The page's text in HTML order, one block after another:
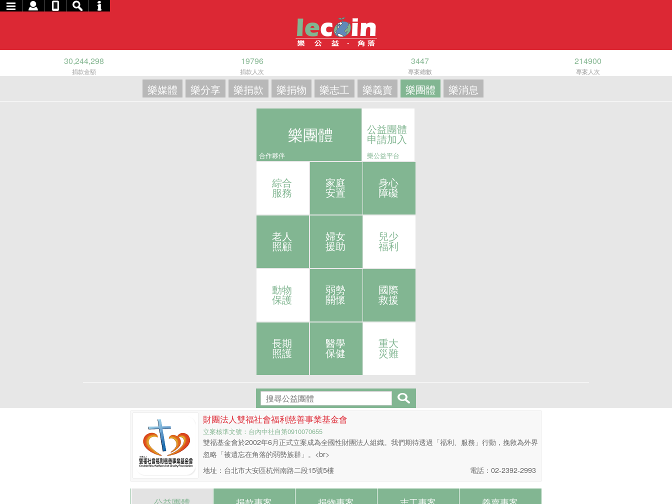
30,244,298
捐款金額
19796
捐款人次
3447
專案總數
214900
專案人次
樂媒體 樂分享 樂捐款 樂捐物 樂志工 樂義賣 樂團體 樂消息
樂團體
合作夥伴
公益團體
申請加入
樂公益平台
綜合
服務
家庭
安置
身心
障礙
老人
照顧
婦女
援助
兒少
福利
動物
保護
弱勢
關懷
國際
救援
長期
照護
醫學
保健
重大
災難
財團法人雙福社會福利慈善事業基金會
立案核準文號：台內中社自第0910070655
雙福基金會於2002年6月正式立案成為全國性財團法人組織。我們期待透過「福利、服務」行動，挽救為外界
忽略「被遺忘在角落的弱勢族群」。<br>
地址：台北市大安區杭州南路二段15號5樓
電話：02-2392-2993